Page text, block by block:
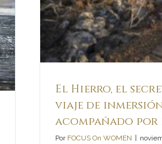
El Hierro, el
viaje de
acompañado por
Por FOCUS On WOMEN